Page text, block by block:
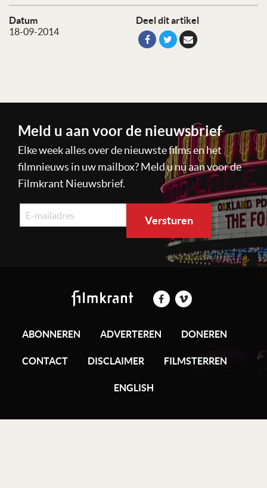
Datum
18-09-2014
Deel dit artikel
Meld u aan voor de nieuwsbrief
Elke week alles over de nieuwste films en het
filmnieuws in uw mailbox? Meld u nu aan voor de
Filmkrant Nieuwsbrief.
ABONNEREN ADVERTEREN DONEREN
CONTACT DISCLAIMER FILMSTERREN
ENGLISH